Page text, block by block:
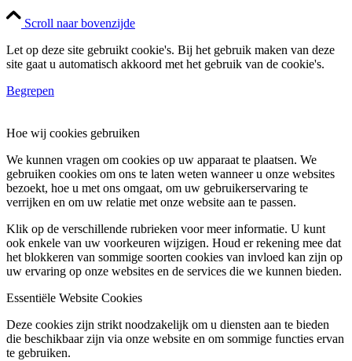
Scroll naar bovenzijde
Let op deze site gebruikt cookie's. Bij het gebruik maken van deze
site gaat u automatisch akkoord met het gebruik van de cookie's.
Begrepen
Hoe wij cookies gebruiken
We kunnen vragen om cookies op uw apparaat te plaatsen. We
gebruiken cookies om ons te laten weten wanneer u onze websites
bezoekt, hoe u met ons omgaat, om uw gebruikerservaring te
verrijken en om uw relatie met onze website aan te passen.
Klik op de verschillende rubrieken voor meer informatie. U kunt
ook enkele van uw voorkeuren wijzigen. Houd er rekening mee dat
het blokkeren van sommige soorten cookies van invloed kan zijn op
uw ervaring op onze websites en de services die we kunnen bieden.
Essentiële Website Cookies
Deze cookies zijn strikt noodzakelijk om u diensten aan te bieden
die beschikbaar zijn via onze website en om sommige functies ervan
te gebruiken.